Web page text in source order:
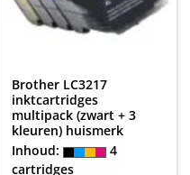
Brother LC3217
inktcartridges
multipack (zwart + 3
kleuren) huismerk
Inhoud:
4
cartridges